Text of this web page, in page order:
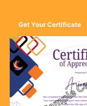
Get Your Certificate